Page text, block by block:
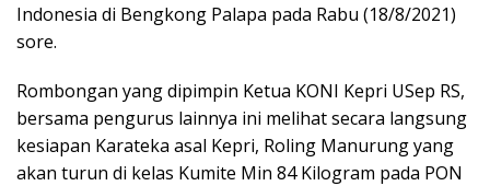
Indonesia di Bengkong Palapa pada Rabu (18/8/2021)
sore.
Rombongan yang dipimpin Ketua KONI Kepri USep RS,
bersama pengurus lainnya ini melihat secara langsung
kesiapan Karateka asal Kepri, Roling Manurung yang
akan turun di kelas Kumite Min 84 Kilogram pada PON